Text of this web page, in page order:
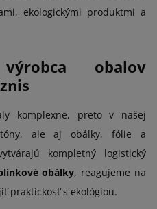
ekologickými produktmi a
obalov
komplexne, preto v našej
ale aj obálky, fólie a
kompletný logistický
obálky, reagujeme na
praktickosť s ekológiou.